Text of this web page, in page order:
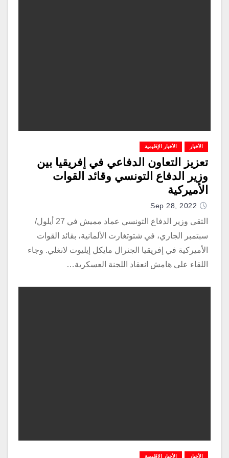
الأخبار الأخبار الإقليمية
تعزيز التعاون الدفاعي في إفريقيا بين
وزير الدفاع التونسي وقائد القوات
الأميركية
Sep 28, 2022
التقى وزير الدفاع التونسي عماد مميش في 27 أيلول/
سبتمبر الجاري، في شتوتغارت الألمانية، بقائد القوات
الأميركية في إفريقيا الجنرال مايكل إيليوت لانغلي. وجاء
اللقاء على هامش انعقاد اللجنة العسكرية…
الأخبار الأخبار الإقليمية